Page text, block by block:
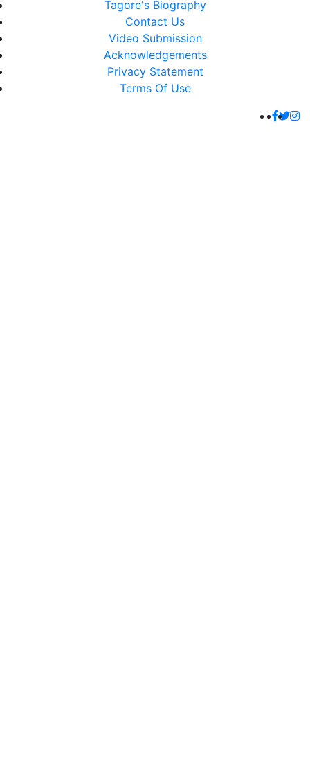
Tagore's Biography
Contact Us
Video Submission
Acknowledgements
Privacy Statement
Terms Of Use